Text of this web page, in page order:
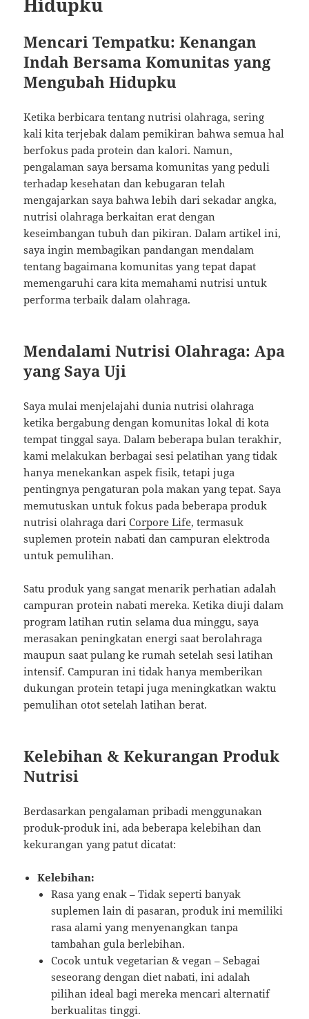
Hidupku
Mencari Tempatku: Kenangan
Indah Bersama Komunitas yang
Mengubah Hidupku
Ketika berbicara tentang nutrisi olahraga, sering
kali kita terjebak dalam pemikiran bahwa semua hal
berfokus pada protein dan kalori. Namun,
pengalaman saya bersama komunitas yang peduli
terhadap kesehatan dan kebugaran telah
mengajarkan saya bahwa lebih dari sekadar angka,
nutrisi olahraga berkaitan erat dengan
keseimbangan tubuh dan pikiran. Dalam artikel ini,
saya ingin membagikan pandangan mendalam
tentang bagaimana komunitas yang tepat dapat
memengaruhi cara kita memahami nutrisi untuk
performa terbaik dalam olahraga.
Mendalami Nutrisi Olahraga: Apa
yang Saya Uji
Saya mulai menjelajahi dunia nutrisi olahraga
ketika bergabung dengan komunitas lokal di kota
tempat tinggal saya. Dalam beberapa bulan terakhir,
kami melakukan berbagai sesi pelatihan yang tidak
hanya menekankan aspek fisik, tetapi juga
pentingnya pengaturan pola makan yang tepat. Saya
memutuskan untuk fokus pada beberapa produk
nutrisi olahraga dariCorpore Life, termasuk
suplemen protein nabati dan campuran elektroda
untuk pemulihan.
Satu produk yang sangat menarik perhatian adalah
campuran protein nabati mereka. Ketika diuji dalam
program latihan rutin selama dua minggu, saya
merasakan peningkatan energi saat berolahraga
maupun saat pulang ke rumah setelah sesi latihan
intensif. Campuran ini tidak hanya memberikan
dukungan protein tetapi juga meningkatkan waktu
pemulihan otot setelah latihan berat.
Kelebihan & Kekurangan Produk
Nutrisi
Berdasarkan pengalaman pribadi menggunakan
produk-produk ini, ada beberapa kelebihan dan
kekurangan yang patut dicatat:
Kelebihan:
Rasa yang enak – Tidak seperti banyak
suplemen lain di pasaran, produk ini memiliki
rasa alami yang menyenangkan tanpa
tambahan gula berlebihan.
Cocok untuk vegetarian & vegan – Sebagai
seseorang dengan diet nabati, ini adalah
pilihan ideal bagi mereka mencari alternatif
berkualitas tinggi.